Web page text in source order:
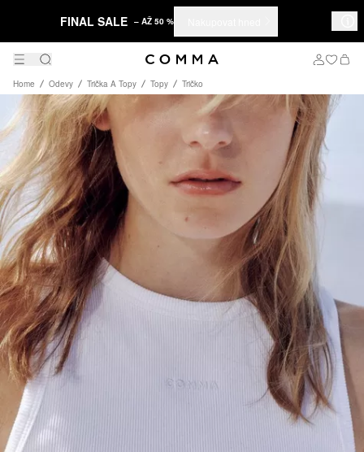
FINAL SALE – AŽ 50 %
Home Odevy Trička A Topy Topy Tričko